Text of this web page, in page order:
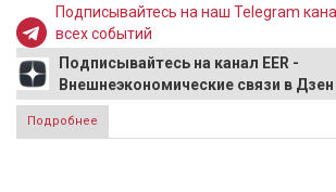
Подписывайтесь на наш Telegram
всех событий
Подписывайтесь на канал EER -
Внешнеэкономические связи в Дзен
Подробнее